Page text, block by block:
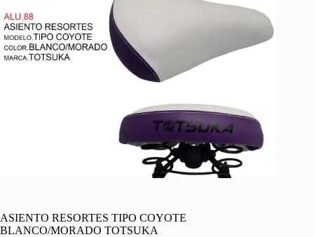
ASIENTO RESORTES TIPO COYOTE
BLANCO/MORADO TOTSUKA